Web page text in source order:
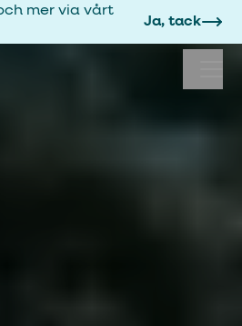
mer via vårt
Ja, tack